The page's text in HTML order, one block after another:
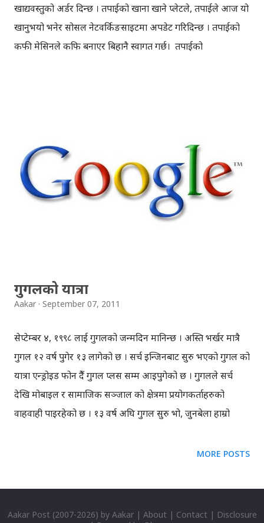
खाद्यवस्तुको अर्डर दिन्छ । तपाईको खाना खाने प्लेटले, तपाईले आज यो
खानुभयो भनेर सोसल नेटवर्किङसाइटमा अपडेट गरिदिन्छ । तपाईको
कफी मेसिनले कफि बनाएर बिहानै स्वागत गर्छ। तपाईको
सञ्चालन गरिरहेको छ, जहाँ माथि भनिए जस्तै कुराहरुमा अध्ययन
अनुसन्धान भइरहेकोछ । आर्टिफिसियल इन्टेलिजेन्सको भरपुर प्रयोग
गर्न गुगल लागिपरेकोछ, उनीहरुको प्रयोग सफल भएको खण्डमा निकट
भविष्यमै हामी ड्राइभरविनाको गाडिमा गुड्नेछौँ, सबै कामहरु रोबटले
गुगलको यात्रा
Aakar September 07, 2011
सेप्टेम्बर ४, १९९८ लाई गुगलको जन्मदिन मानिन्छ । अस्ति भर्खर मात्रै
गुगल १२ वर्ष पुगेर १३ लागेको छ । सर्च इन्जिनबाट सुरु भएको गुगल को
यात्रा एन्ड्रोइड फोन हुँदै गुगल प्लस सम्म आइपुगेको छ । गुगलले सर्च
देखि मोबाइल र सामाजिक सञ्जाल को क्षेत्रमा प्रयोगकर्ताहरुको
वाहवाही पाइरहेको छ । १३ वर्ष अघि गुगल सुरु भो, जुनबेला हाम्रो
लागेको थियो, र मलाई इन्टरनेट, कम्प्युटर को केही ज्ञान थिएन । हुन त
याहु (Yahoo!) र एओल (AOL) को वर्चश्व थियो । गुगलका
MORE POSTS
Aakar Post (2007-2026) by Aakar| About | Contact | Disclosure